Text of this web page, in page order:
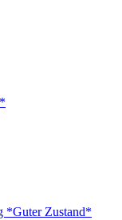
*Guter Zustand*